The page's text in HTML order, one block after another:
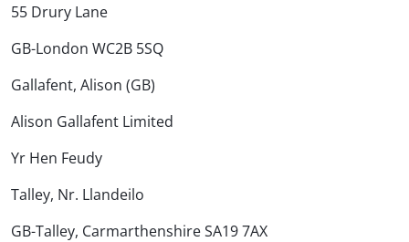
55 Drury Lane
GB-London WC2B 5SQ
Gallafent, Alison (GB)
Alison Gallafent Limited
Yr Hen Feudy
Talley, Nr. Llandeilo
GB-Talley, Carmarthenshire SA19 7AX